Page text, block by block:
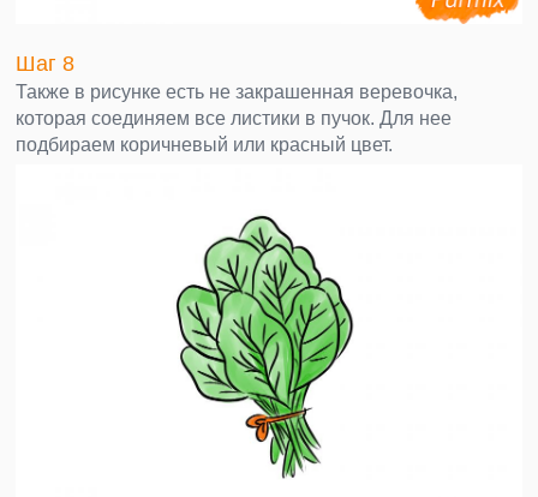
Шаг 8
Также в рисунке есть не закрашенная веревочка,
которая соединяем все листики в пучок. Для нее
подбираем коричневый или красный цвет.